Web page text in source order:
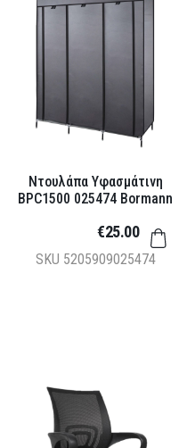
Ντουλάπα Υφασμάτινη
BPC1500 025474 Bormann
SKU 5205909025474
€25.00